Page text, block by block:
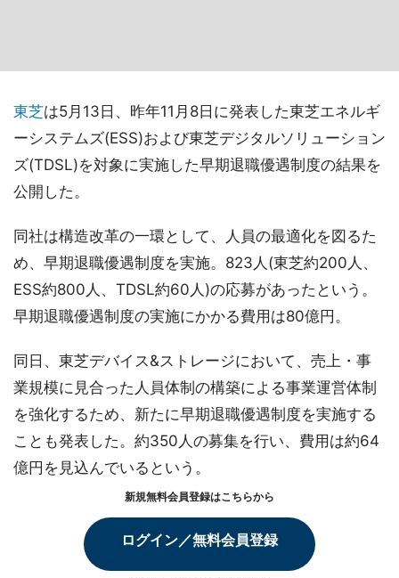
東芝は5月13日、昨年11月8日に発表した東芝エネルギ
ーシステムズ(ESS)および東芝デジタルソリューション
ズ(TDSL)を対象に実施した早期退職優遇制度の結果を
公開した。
同社は構造改革の一環として、人員の最適化を図るた
め、早期退職優遇制度を実施。823人(東芝約200人、
ESS約800人、TDSL約60人)の応募があったという。
早期退職優遇制度の実施にかかる費用は80億円。
同日、東芝デバイス&ストレージにおいて、売上・事
業規模に見合った人員体制の構築による事業運営体制
を強化するため、新たに早期退職優遇制度を実施する
ことも発表した。約350人の募集を行い、費用は約64
億円を見込んでいるという。
新規無料会員登録はこちらから
ログイン／無料会員登録